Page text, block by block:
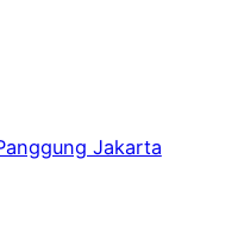
Jakarta